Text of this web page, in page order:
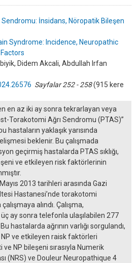
İnsidans, Nöropatik Bileşen
Syndrome: Incidence, Neuropathic
Didem Akcali, Abdullah Irfan
Sayfalar 252 - 258(915 kere
en az iki ay sonra tekrarlayan veya
Torakotomi Ağrı Sendromu (PTAS)”
hastaların yaklaşık yarısında
beklenir. Bu çalışmada
geçirmiş hastalarda PTAS sıklığı,
ve etkileyen risk faktörlerinin
2013 tarihleri arasında Gazi
Hastanesi’nde torakotomi
alındı. Çalışma,
ay sonra telefonla ulaşılabilen 277
hastalarda ağrının varlığı sorgulandı,
NP ve etkileyen raisk faktörleri
ve NP bileşeni sırasıyla Numerik
(NRS) ve Douleur Neuropathique 4